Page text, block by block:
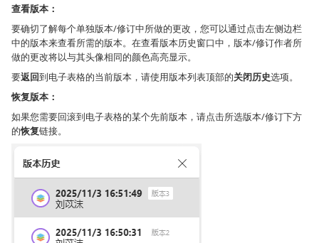
查看版本：
要确切了解每个单独版本/修订中所做的更改，您可以通过点击左侧边栏
中的版本来查看所需的版本。在查看版本历史窗口中，版本/修订作者所
做的更改将以与其头像相同的颜色高亮显示。
要返回到电子表格的当前版本，请使用版本列表顶部的关闭历史选项。
恢复版本：
如果您需要回滚到电子表格的某个先前版本，请点击所选版本/修订下方
的恢复链接。